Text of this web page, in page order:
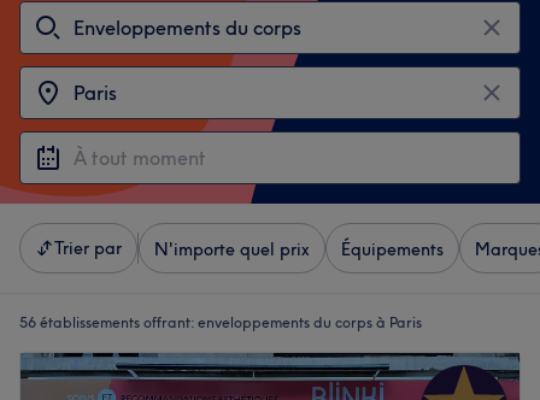
Trier par N'importe quel prix Équipements
56 établissements offrant: enveloppements du corps à Paris